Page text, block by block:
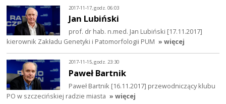
2017-11-17, godz. 06:03
Jan Lubiński
prof. dr hab. n.med. Jan Lubiński [17.11.2017]
kierownik Zakładu Genetyki i Patomorfologii PUM » więcej
2017-11-15, godz. 23:30
Paweł Bartnik
Paweł Bartnik [16.11.2017] przewodniczący klubu
PO w szczecińskiej radzie miasta » więcej